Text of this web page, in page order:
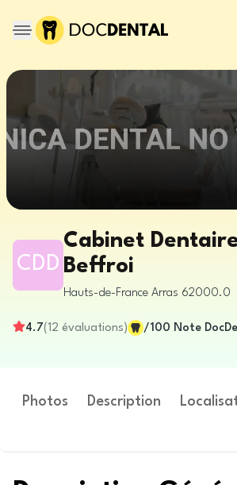
CDD
Cabinet
Beffroi
Hauts-de-France Arras 62000.0
4.7(12 évaluations) /100 Note
Photos Description